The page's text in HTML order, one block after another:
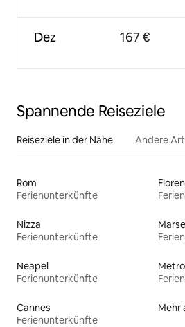
Dez 167 €
Spannende Reiseziele
Reiseziele in der Nähe Andere
Rom
Ferienunterkünfte
Nizza
Ferienunterkünfte
Neapel
Ferienunterkünfte
Cannes
Ferienunterkünfte
Mehr